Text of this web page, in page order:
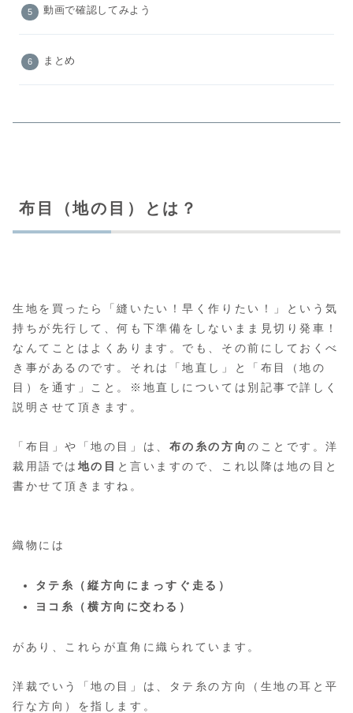
動画で確認してみよう
まとめ
布目（地の目）とは？
生地を買ったら「縫いたい！早く作りたい！」という気
持ちが先行して、何も下準備をしないまま見切り発車！
なんてことはよくあります。でも、その前にしておくべ
き事があるのです。それは「地直し」と「布目（地の
目）を通す」こと。
※地直しについては別記事で詳しく
説明させて頂きます。
「布目」や「地の目」は、 布の糸の方向のことです。洋
裁用語では 地の目 と言いますので、これ以降は地の目と
書かせて頂きますね。
織物には
タテ糸（縦方向にまっすぐ走る）
ヨコ糸（横方向に交わる）
があり、これらが直角に織られています。
洋裁でいう「地の目」は、タテ糸の方向（生地の耳と平
行な方向）を指します。